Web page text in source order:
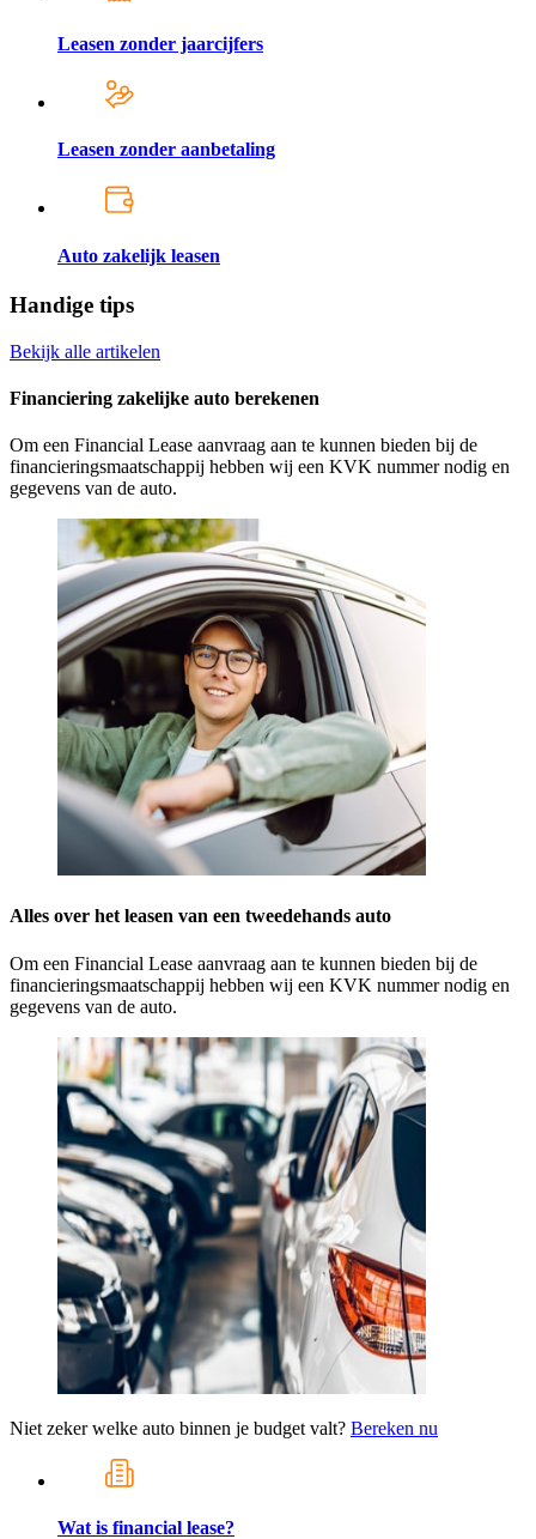
Leasen zonder jaarcijfers
Leasen zonder aanbetaling
Auto zakelijk leasen
Handige tips
Bekijk alle artikelen
Financiering zakelijke auto berekenen
Om een Financial Lease aanvraag aan te kunnen bieden bij de
financieringsmaatschappij hebben wij een KVK nummer nodig en
gegevens van de auto.
Alles over het leasen van een tweedehands auto
Om een Financial Lease aanvraag aan te kunnen bieden bij de
financieringsmaatschappij hebben wij een KVK nummer nodig en
gegevens van de auto.
Niet zeker welke auto binnen je budget valt? Bereken nu
Wat is financial lease?